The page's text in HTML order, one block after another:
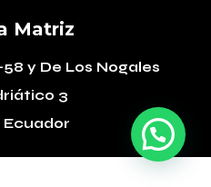
Matriz
58 y De Los Nogales
3
Ecuador